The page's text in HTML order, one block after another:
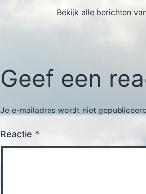
Bekijk alle berichten
Geef een
Je e-mailadres wordt niet
Reactie *